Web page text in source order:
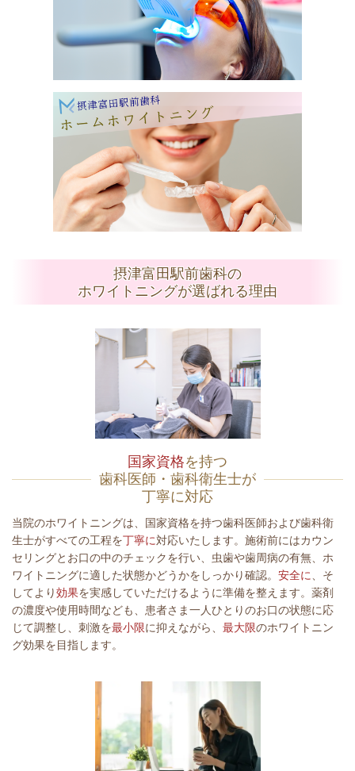
摂津富田駅前歯科の
ホワイトニングが選ばれる理由
国家資格を持つ
歯科医師・歯科衛生士が
丁寧に対応
当院のホワイトニングは、国家資格を持つ歯科医師および歯科衛
生士がすべての工程を丁寧に対応いたします。施術前にはカウン
セリングとお口の中のチェックを行い、虫歯や歯周病の有無、ホ
ワイトニングに適した状態かどうかをしっかり確認。 安全に、そ
してより効果を実感していただけるように準備を整えます。薬剤
の濃度や使用時間なども、患者さま一人ひとりのお口の状態に応
じて調整し、刺激を最小限に抑えながら、 最大限のホワイトニン
グ効果を目指します。